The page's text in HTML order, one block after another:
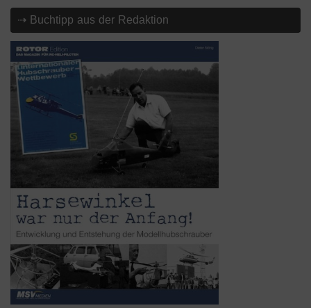
⇢ Buchtipp aus der Redaktion